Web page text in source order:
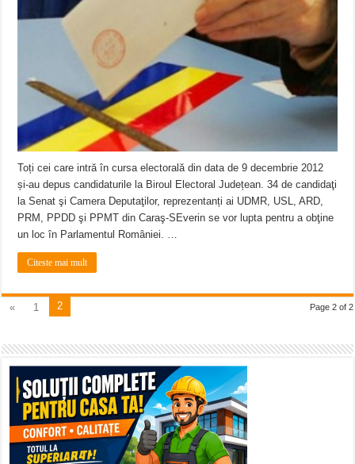
Toți cei care intră în cursa electorală din data de 9 decembrie 2012
și-au depus candidaturile la Biroul Electoral Județean. 34 de candidaţi
la Senat şi Camera Deputaţilor, reprezentanți ai UDMR, USL, ARD,
PRM, PPDD şi PPMT din Caraş-SEverin se vor lupta pentru a obţine
un loc în Parlamentul României. …
Citeste mai mult
Page 2 of 2
« 1 2